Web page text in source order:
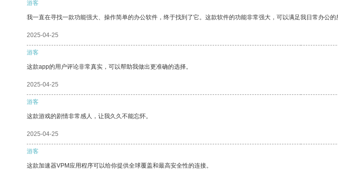
游客
我一直在寻找一款功能强大、操作简单的办公软件，终于找到了它。这款软件的功能非常强大，可以满足我日常办公
2025-04-25
游客
这款app的用户评论非常真实，可以帮助我做出更准确的选择。
2025-04-25
游客
这款游戏的剧情非常感人，让我久久不能忘怀。
2025-04-25
游客
这款加速器VPM应用程序可以给你提供全球覆盖和最高安全性的连接。